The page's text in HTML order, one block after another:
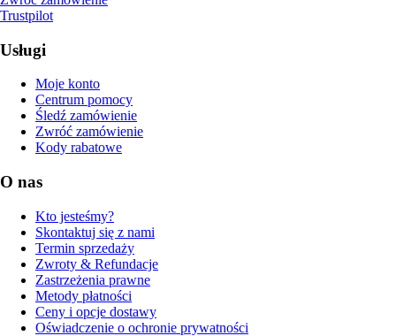
Trustpilot
Usługi
Moje konto
Centrum pomocy
Śledź zamówienie
Zwróć zamówienie
Kody rabatowe
O nas
Kto jesteśmy?
Skontaktuj się z nami
Termin sprzedaży
Zwroty & Refundacje
Zastrzeżenia prawne
Metody płatności
Ceny i opcje dostawy
Oświadczenie o ochronie prywatności